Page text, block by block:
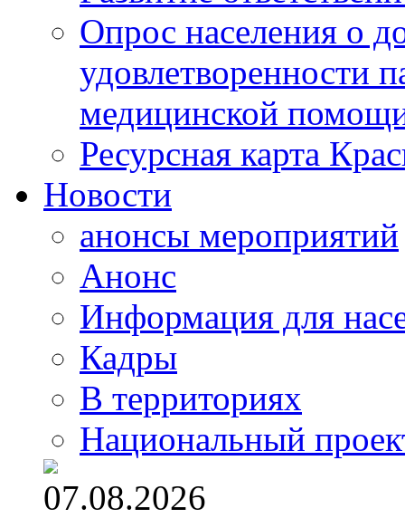
Опрос населения о
удовлетворенности
медицинской
Ресурсная карта
Новости
анонсы мероприятий
Анонс
Информация для
Кадры
В территориях
Национальный
07.08.2026